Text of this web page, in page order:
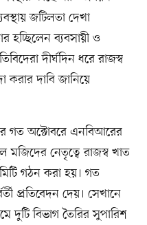
জটিলতা দেখা
হচ্ছিলেন ব্যবসায়ী ও
দীর্ঘদিন ধরে রাজস্ব
করার দাবি জানিয়ে
গত অক্টোবরে এনবিআরের
মজিদের নেতৃত্বে রাজস্ব খাত
গঠন করা হয়। গত
প্রতিবেদন দেয়। সেখানে
দুটি বিভাগ তৈরির সুপারিশ